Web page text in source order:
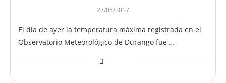
27/05/2017
El día de ayer la temperatura máxima registrada en el
Observatorio Meteorológico de Durango fue …